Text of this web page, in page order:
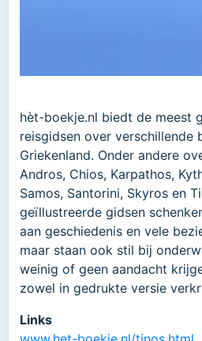
hèt-boekje.nl biedt de meest
reisgidsen over verschillende
Griekenland. Onder andere
Andros, Chios, Karpathos,
Samos, Santorini, Skyros en
geïllustreerde gidsen
aan geschiedenis en vele
maar staan ook stil bij
weinig of geen aandacht
zowel in gedrukte versie
Links